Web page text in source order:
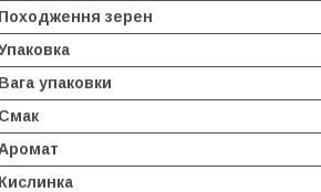
зерен
упаковки